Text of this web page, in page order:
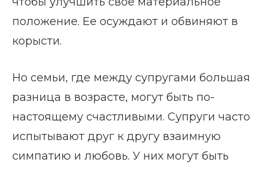
положение. Ее осуждают и обвиняют в
корысти.
Но семьи, где между супругами большая
разница в возрасте, могут быть по-
настоящему счастливыми. Супруги часто
испытывают друг к другу взаимную
симпатию и любовь. У них могут быть